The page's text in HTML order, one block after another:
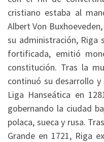
cristiano estaba al
Albert Von
su administración, Riga
fortificada, emitió
constitución. Tras la
continuó su desarrollo
Liga Hanseática en
gobernando la ciudad
polaca, sueca y rusa.
Grande en 1721, Riga